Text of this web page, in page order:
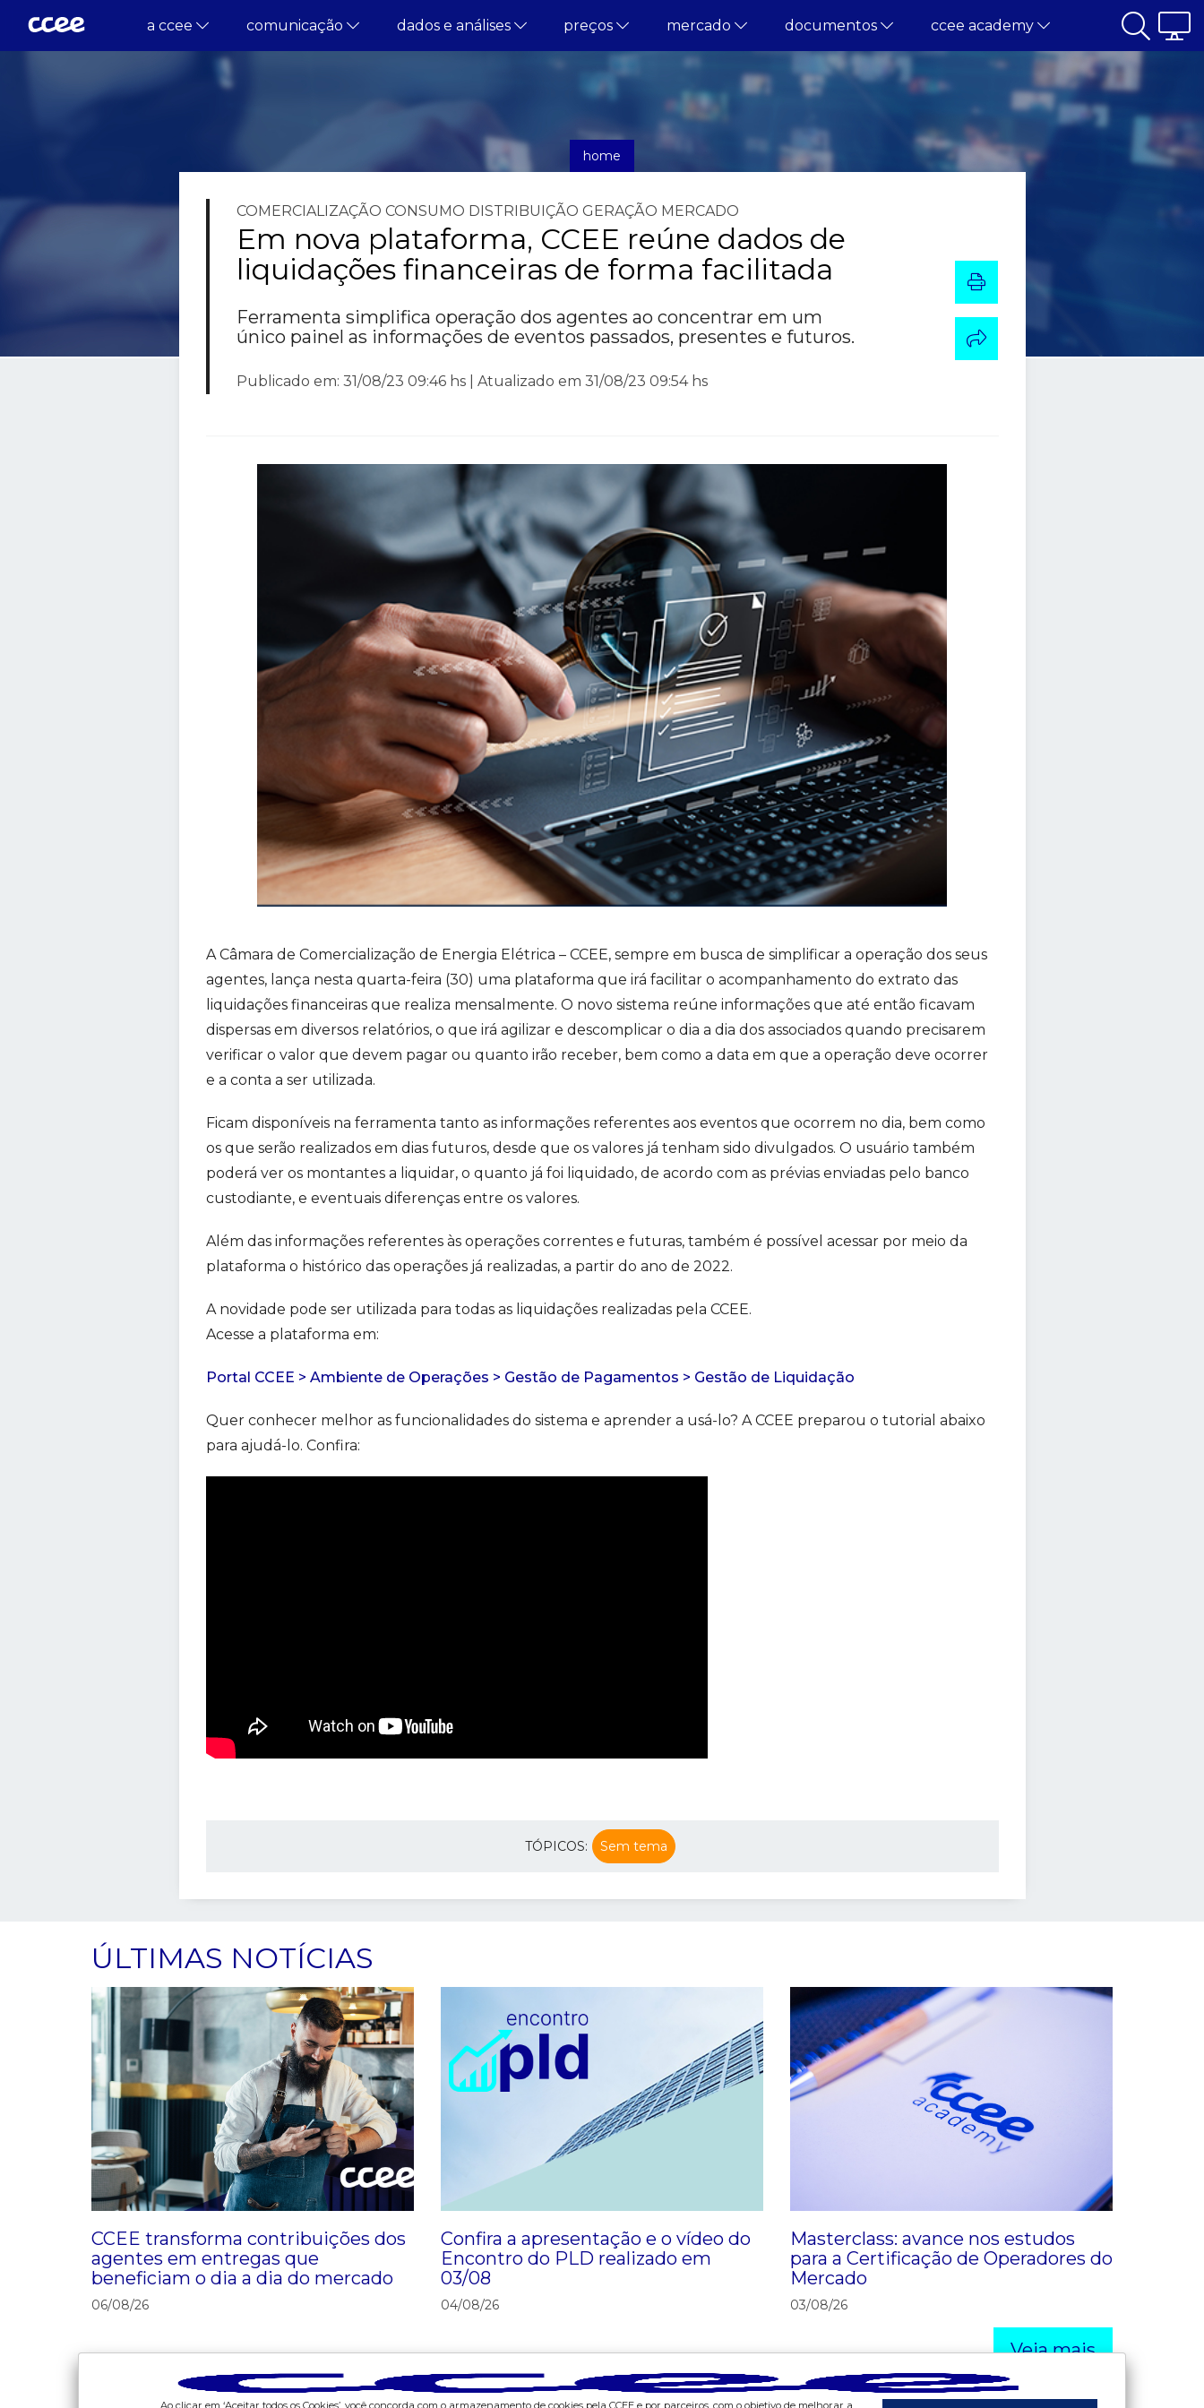
a ccee comunicação dados e análises preços mercado documentos ccee academy
home
notícias
COMERCIALIZAÇÃO CONSUMO DISTRIBUIÇÃO GERAÇÃO MERCADO
Em nova plataforma, CCEE reúne dados de
liquidações financeiras de forma facilitada
Ferramenta simplifica operação dos agentes ao concentrar em um
único painel as informações de eventos passados, presentes e futuros.
Publicado em: 31/08/23 09:46 hs | Atualizado em 31/08/23 09:54 hs
A Câmara de Comercialização de Energia Elétrica – CCEE, sempre em busca de simplificar a operação dos seus
agentes, lança nesta quarta-feira (30) uma plataforma que irá facilitar o acompanhamento do extrato das
liquidações financeiras que realiza mensalmente. O novo sistema reúne informações que até então ficavam
dispersas em diversos relatórios, o que irá agilizar e descomplicar o dia a dia dos associados quando precisarem
verificar o valor que devem pagar ou quanto irão receber, bem como a data em que a operação deve ocorrer
e a conta a ser utilizada.
Ficam disponíveis na ferramenta tanto as informações referentes aos eventos que ocorrem no dia, bem como
os que serão realizados em dias futuros, desde que os valores já tenham sido divulgados. O usuário também
poderá ver os montantes a liquidar, o quanto já foi liquidado, de acordo com as prévias enviadas pelo banco
custodiante, e eventuais diferenças entre os valores.
Além das informações referentes às operações correntes e futuras, também é possível acessar por meio da
plataforma o histórico das operações já realizadas, a partir do ano de 2022.
A novidade pode ser utilizada para todas as liquidações realizadas pela CCEE.
Acesse a plataforma em:
Portal CCEE > Ambiente de Operações > Gestão de Pagamentos > Gestão de Liquidação
Quer conhecer melhor as funcionalidades do sistema e aprender a usá-lo? A CCEE preparou o tutorial abaixo
para ajudá-lo. Confira:
TÓPICOS: Sem tema
ÚLTIMAS NOTÍCIAS
CCEE transforma contribuições dos
agentes em entregas que
beneficiam o dia a dia do mercado
06/08/26
Confira a apresentação e o vídeo do
Encontro do PLD realizado em
03/08
04/08/26
Masterclass: avance nos estudos
para a Certificação de Operadores do
Mercado
03/08/26
Veja mais